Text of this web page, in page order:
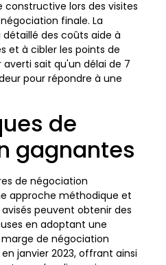
constructive lors des visites
finale. La
des coûts aide à
et à cibler les points de
sait qu'un délai de 7
pour répondre à une
de
gagnantes
de négociation
approche méthodique et
peuvent obtenir des
en adoptant une
de négociation
janvier 2023, offrant ainsi